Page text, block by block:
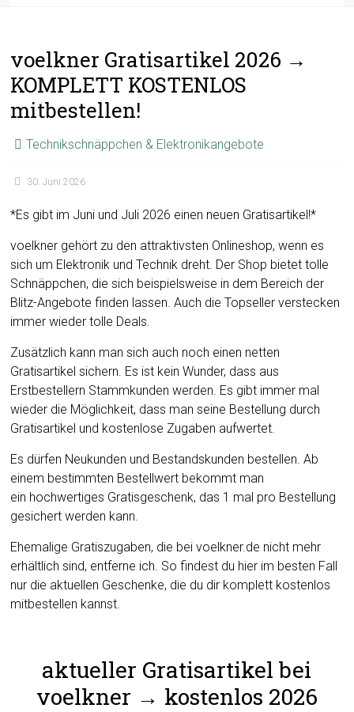
voelkner Gratisartikel 2026 →
KOMPLETT KOSTENLOS
mitbestellen!
Technikschnäppchen & Elektronikangebote
30. Juni 2026
*Es gibt im Juni und Juli 2026 einen neuen Gratisartikel!*
voelkner gehört zu den attraktivsten Onlineshop, wenn es
sich um Elektronik und Technik dreht. Der Shop bietet tolle
Schnäppchen, die sich beispielsweise in dem Bereich der
Blitz-Angebote finden lassen. Auch die Topseller verstecken
immer wieder tolle Deals.
Zusätzlich kann man sich auch noch einen netten
Gratisartikel sichern. Es ist kein Wunder, dass aus
Erstbestellern Stammkunden werden. Es gibt immer mal
wieder die Möglichkeit, dass man seine Bestellung durch
Gratisartikel und kostenlose Zugaben aufwertet.
Es dürfen Neukunden und Bestandskunden bestellen. Ab
einem bestimmten Bestellwert bekommt man
ein hochwertiges Gratisgeschenk, das 1 mal pro Bestellung
gesichert werden kann.
Ehemalige Gratiszugaben, die bei voelkner.de nicht mehr
erhältlich sind, entferne ich. So findest du hier im besten Fall
nur die aktuellen Geschenke, die du dir komplett kostenlos
mitbestellen kannst.
aktueller Gratisartikel bei
voelkner → kostenlos 2026